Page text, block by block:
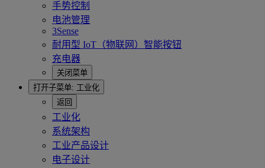
手势控制
电池管理
3Sense
耐用型 IoT（物联网）智能按钮
充电器
关闭菜单
打开子菜单: 工业化
返回
工业化
系统架构
工业产品设计
电子设计